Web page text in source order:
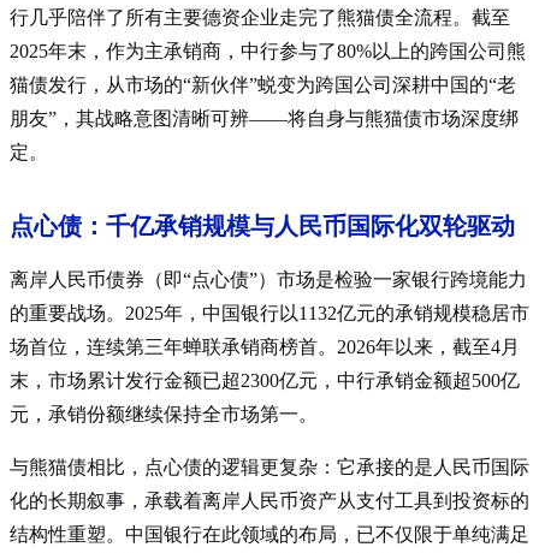
行几乎陪伴了所有主要德资企业走完了熊猫债全流程。截至
2025年末，作为主承销商，中行参与了80%以上的跨国公司熊
猫债发行，从市场的“新伙伴”蜕变为跨国公司深耕中国的“老
朋友”，其战略意图清晰可辨——将自身与熊猫债市场深度绑
定。
点心债：千亿承销规模与人民币国际化双轮驱动
离岸人民币债券（即“点心债”）市场是检验一家银行跨境能力
的重要战场。2025年，中国银行以1132亿元的承销规模稳居市
场首位，连续第三年蝉联承销商榜首。2026年以来，截至4月
末，市场累计发行金额已超2300亿元，中行承销金额超500亿
元，承销份额继续保持全市场第一。
与熊猫债相比，点心债的逻辑更复杂：它承接的是人民币国际
化的长期叙事，承载着离岸人民币资产从支付工具到投资标的
结构性重塑。中国银行在此领域的布局，已不仅限于单纯满足